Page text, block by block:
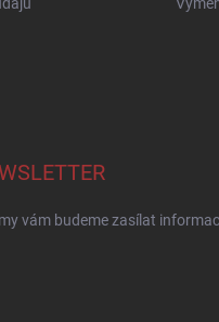
vám budeme zasílat